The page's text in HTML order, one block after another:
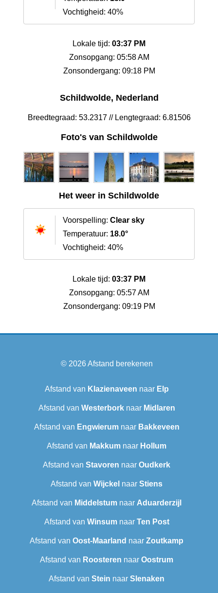
Vochtigheid: 40%
Lokale tijd: 03:37 PM
Zonsopgang: 05:58 AM
Zonsondergang: 09:18 PM
Schildwolde, Nederland
Breedtegraad: 53.2317 // Lengtegraad: 6.81506
Foto's van Schildwolde
Het weer in Schildwolde
Voorspelling: Clear sky
Temperatuur: 18.0°
Vochtigheid: 40%
Lokale tijd: 03:37 PM
Zonsopgang: 05:57 AM
Zonsondergang: 09:19 PM
© 2026Afstand berekenen
Afstand van Klazienaveen naar Elp
Afstand van Westerborknaar Midlaren
Afstand van Engwierumnaar Bakkeveen
Afstand van Makkum naar Hollum
Afstand van Stavoren naar Oudkerk
Afstand van Wijckel naar Stiens
Afstand van Middelstum naar Aduarderzijl
Afstand van Winsumnaar Ten Post
Afstand van Oost-Maarland naar Zoutkamp
Afstand van Roosteren naar Oostrum
Afstand van Stein naar Slenaken